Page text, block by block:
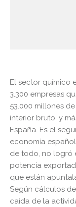
El sector químico
3.300 empresas
53.000 millones
interior bruto, y
España. Es el
economía
de todo, no logró
potencia
que están
Según cálculos
caída de la